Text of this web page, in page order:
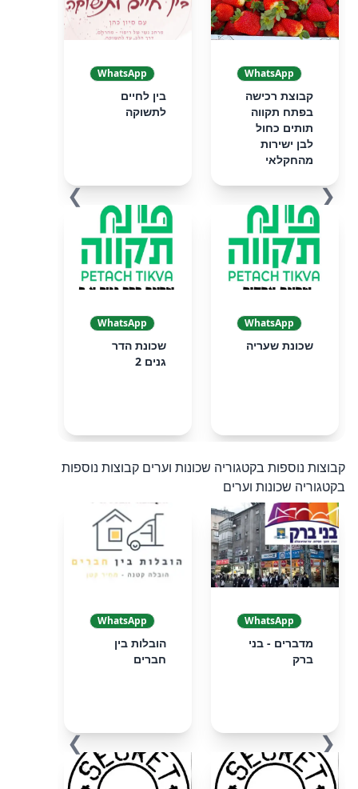
❮
WhatsApp
קבוצת רכישה
בפתח תקווה
תותים כחול
לבן ישירות
מהחקלאי
WhatsApp
בין לחיים
לתשוקה
WhatsApp
שכונת שעריה
WhatsApp
שכונת הדר
גנים 2
❯
קבוצות נוספות בקטגוריה שכונות וערים קבוצות נוספות
בקטגוריה שכונות וערים
❮
WhatsApp
מדברים - בני
ברק
WhatsApp
הובלות בין
חברים
❯